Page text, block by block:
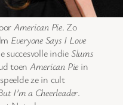
American Pie. Zo
Everyone Says I Love
indieSlums
toen American Pie in
ze in cult
I’m a Cheerleader.